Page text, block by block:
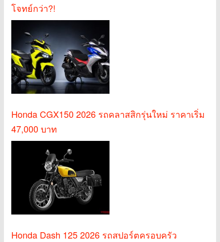
โจทย์กว่า?!
Honda CGX150 2026 รถคลาสสิกรุ่นใหม่ ราคาเริ่ม
47,000 บาท
Honda Dash 125 2026 รถสปอร์ตครอบครัว